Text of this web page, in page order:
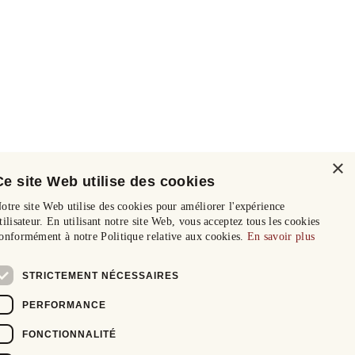
×
site Web utilise des cookies
site Web utilise des cookies pour améliorer l'expérience
En utilisant notre site Web, vous acceptez tous les cookies
à notre Politique relative aux cookies. En savoir plus
STRICTEMENT NÉCESSAIRES
PERFORMANCE
FONCTIONNALITÉ